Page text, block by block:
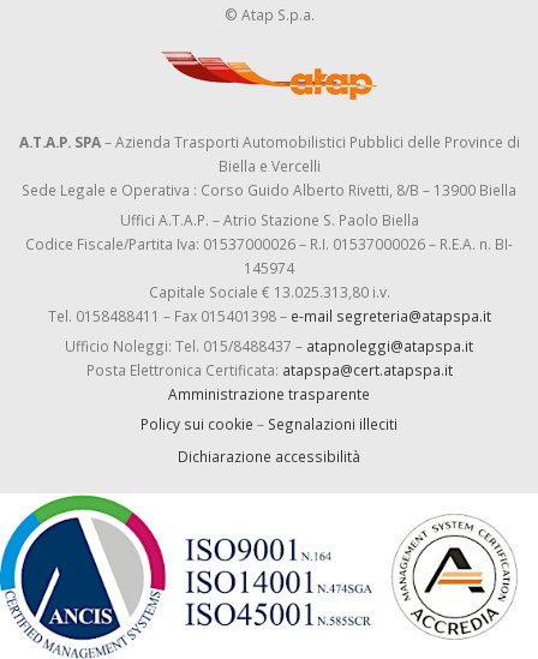
© Atap S.p.a.
A.T.A.P. SPA– Azienda Trasporti Automobilistici Pubblici delle Province di
Biella e Vercelli
Sede Legale e Operativa : Corso Guido Alberto Rivetti, 8/B – 13900 Biella
Uffici A.T.A.P. – Atrio Stazione S. Paolo Biella
Codice Fiscale/Partita Iva: 01537000026 – R.I. 01537000026 – R.E.A. n. BI-
145974
Capitale Sociale € 13.025.313,80 i.v.
Tel. 0158488411 – Fax 015401398 – e-mail segreteria@atapspa.it
Ufficio Noleggi: Tel. 015/8488437 – atapnoleggi@atapspa.it
Posta Elettronica Certificata: atapspa@cert.atapspa.it
Amministrazione trasparente
Policy sui cookie – Segnalazioni illeciti
Dichiarazione accessibilità